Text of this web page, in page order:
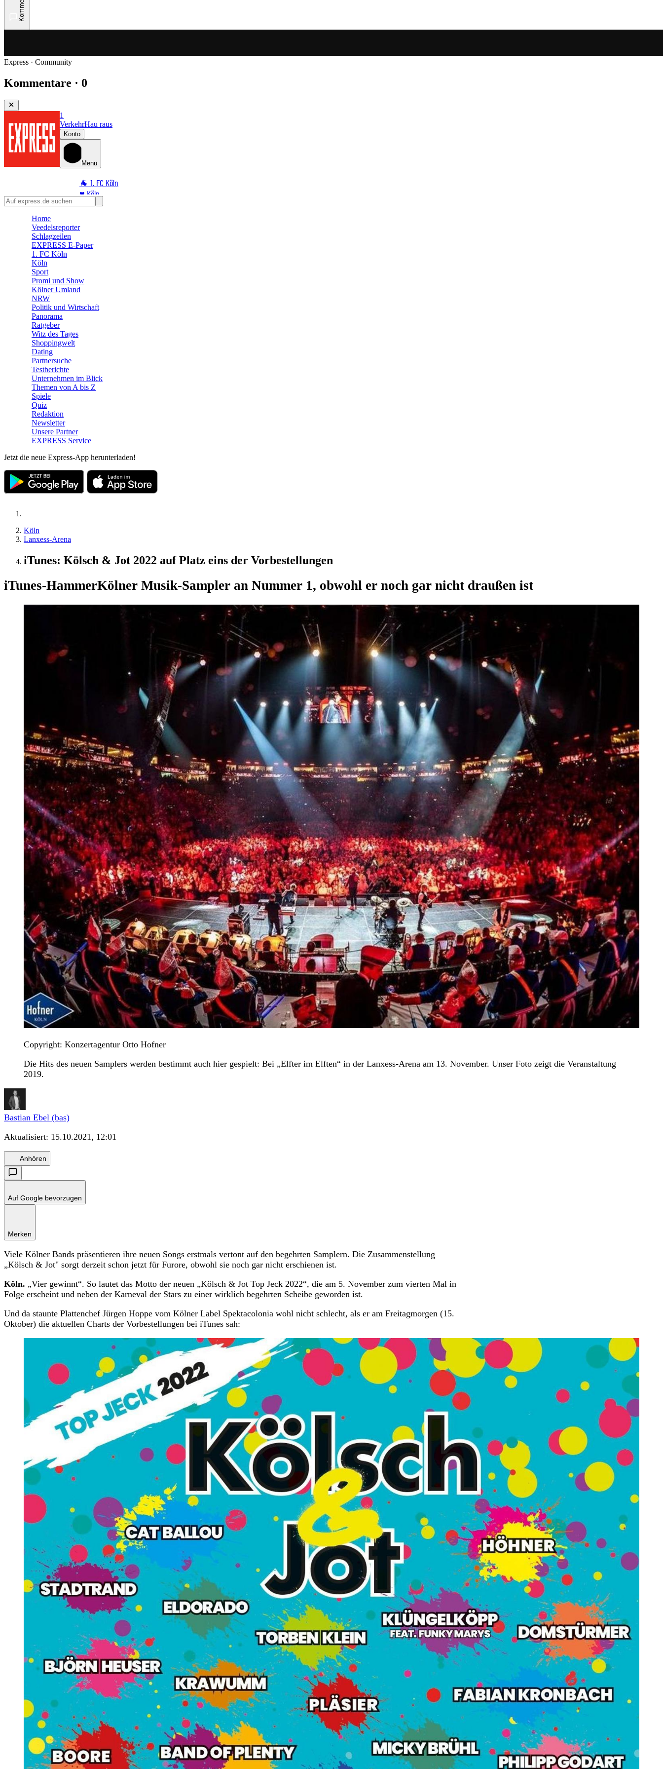
Express · Community
Kommentare · 0
1
VerkehrHau raus
Konto
Menü
🐐 1. FC Köln
♥️ Köln
⭐ Promi
🛒 Shoppingwelt
🧩 Spiele
Home
Veedelsreporter
Schlagzeilen
EXPRESS E-Paper
1. FC Köln
Köln
Sport
Promi und Show
Kölner Umland
NRW
Politik und Wirtschaft
Panorama
Ratgeber
Witz des Tages
Shoppingwelt
Dating
Partnersuche
Testberichte
Unternehmen im Blick
Themen von A bis Z
Spiele
Quiz
Redaktion
Newsletter
Unsere Partner
EXPRESS Service
Jetzt die neue Express-App herunterladen!
Köln
Lanxess-Arena
iTunes: Kölsch & Jot 2022 auf Platz eins der Vorbestellungen
iTunes-HammerKölner Musik-Sampler an Nummer 1, obwohl er noch gar nicht draußen ist
Copyright: Konzertagentur Otto Hofner
Die Hits des neuen Samplers werden bestimmt auch hier gespielt: Bei „Elfter im Elften“ in der Lanxess-Arena am 13. November. Unser Foto zeigt die Veranstaltung
2019.
Bastian Ebel (bas)
Aktualisiert: 15.10.2021, 12:01
Anhören
Auf Google bevorzugen
Merken
Viele Kölner Bands präsentieren ihre neuen Songs erstmals vertont auf den begehrten Samplern. Die Zusammenstellung
„Kölsch & Jot" sorgt derzeit schon jetzt für Furore, obwohl sie noch gar nicht erschienen ist.
Köln. „Vier gewinnt“. So lautet das Motto der neuen „Kölsch & Jot Top Jeck 2022“, die am 5. November zum vierten Mal in
Folge erscheint und neben der Karneval der Stars zu einer wirklich begehrten Scheibe geworden ist.
Und da staunte Plattenchef Jürgen Hoppe vom Kölner Label Spektacolonia wohl nicht schlecht, als er am Freitagmorgen (15.
Oktober) die aktuellen Charts der Vorbestellungen bei iTunes sah: